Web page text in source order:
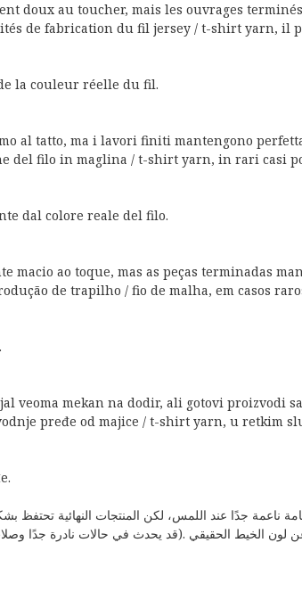
doux au toucher, mais les ouvrages
de fabrication du fil jersey / t-shirt yarn, il
la couleur réelle du fil.
al tatto, ma i lavori finiti mantengono
del filo in maglina / t-shirt yarn, in rari casi
dal colore reale del filo.
ao toque, mas as peças terminadas
de trapilho / fio de malha, em casos
mekan na dodir, ali gotovi proizvodi
pređe od majice / t-shirt yarn, u retkim
جدًا عند اللمس، لكن المنتجات النهائية تحتفظ بشكلها